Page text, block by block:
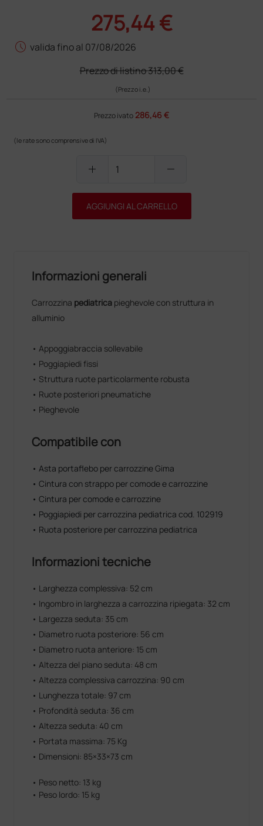
275,44 €
schedule valida fino al 07/08/2026
Prezzo di listino313,00 €
(Prezzo i.e.)
Prezzo ivato 286,46 €
(le rate sono comprensive di IVA)
add remove
AGGIUNGI AL CARRELLO
Informazioni generali
Carrozzina pediatrica pieghevole con struttura in
alluminio
• Appoggiabraccia sollevabile
• Poggiapiedi fissi
• Struttura ruote particolarmente robusta
• Ruote posteriori pneumatiche
• Pieghevole
Compatibile con
• Asta portaflebo per carrozzine Gima
• Cintura con strappo per comode e carrozzine
• Cintura per comode e carrozzine
• Poggiapiedi per carrozzina pediatrica cod. 102919
• Ruota posteriore per carrozzina pediatrica
Informazioni tecniche
• Larghezza complessiva: 52 cm
• Ingombro in larghezza a carrozzina ripiegata: 32 cm
• Largezza seduta: 35 cm
• Diametro ruota posteriore: 56 cm
• Diametro ruota anteriore: 15 cm
• Altezza del piano seduta: 48 cm
• Altezza complessiva carrozzina: 90 cm
• Lunghezza totale: 97 cm
• Profondità seduta: 36 cm
• Altezza seduta: 40 cm
• Portata massima: 75 Kg
• Dimensioni: 85×33×73 cm
• Peso netto: 13 kg
• Peso lordo: 15 kg